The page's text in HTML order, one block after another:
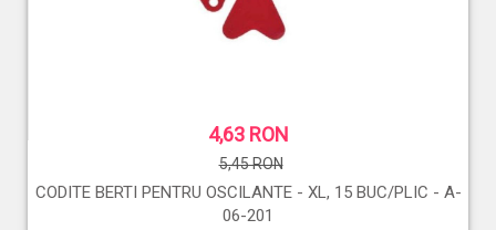
4,63 RON
5,45 RON
CODITE BERTI PENTRU OSCILANTE - XL, 15 BUC/PLIC - A-
06-201